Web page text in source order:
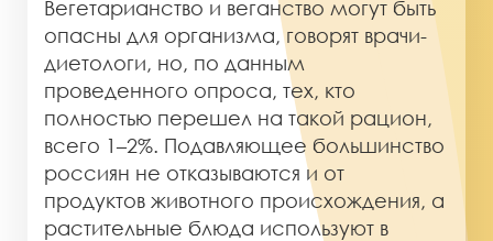
Вегетарианство и веганство могут быть
опасны для организма, говорят врачи-
диетологи, но, по данным
проведенного опроса, тех, кто
полностью перешел на такой рацион,
всего 1–2%. Подавляющее большинство
россиян не отказываются и от
продуктов животного происхождения, а
растительные блюда используют в